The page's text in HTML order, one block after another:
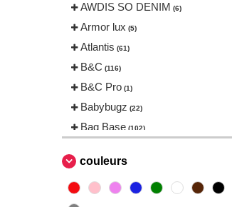
AWDIS SO DENIM (6)
Armor lux (5)
Atlantis (61)
B&C (116)
B&C Pro (1)
Babybugz (22)
Bag Base (102)
Bella+Canvas
Black&Match (2)
couleurs